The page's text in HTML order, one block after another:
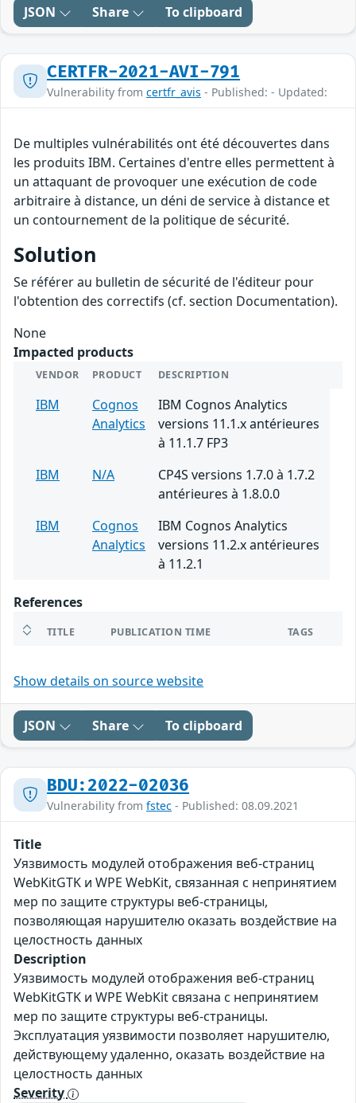
JSON Share To clipboard
CERTFR-2021-AVI-791
Vulnerability from certfr_avis - Published: - Updated:
De multiples vulnérabilités ont été découvertes dans
les produits IBM. Certaines d'entre elles permettent à
un attaquant de provoquer une exécution de code
arbitraire à distance, un déni de service à distance et
un contournement de la politique de sécurité.
Solution
Se référer au bulletin de sécurité de l'éditeur pour
l'obtention des correctifs (cf. section Documentation).
None
Impacted products
VENDOR PRODUCT DESCRIPTION
IBM
Cognos
Analytics
IBM Cognos Analytics
versions 11.1.x antérieures
à 11.1.7 FP3
IBM
N/A
CP4S versions 1.7.0 à 1.7.2
antérieures à 1.8.0.0
IBM
Cognos
Analytics
IBM Cognos Analytics
versions 11.2.x antérieures
à 11.2.1
References
TITLE PUBLICATION TIME TAGS
Show details on source website
JSON Share To clipboard
BDU:2022-02036
Vulnerability from fstec - Published: 08.09.2021
Title
Уязвимость модулей отображения веб-страниц
WebKitGTK и WPE WebKit, связанная с непринятием
мер по защите структуры веб-страницы,
позволяющая нарушителю оказать воздействие на
целостность данных
Description
Уязвимость модулей отображения веб-страниц
WebKitGTK и WPE WebKit связана с непринятием
мер по защите структуры веб-страницы.
Эксплуатация уязвимости позволяет нарушителю,
действующему удаленно, оказать воздействие на
целостность данных
Severity